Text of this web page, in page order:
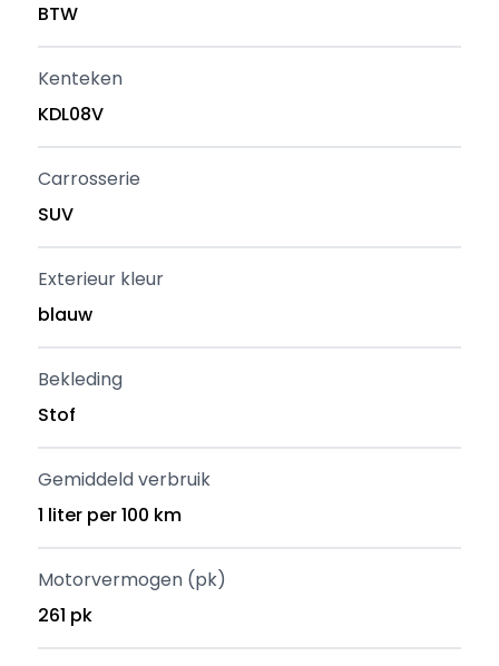
BTW
Kenteken
KDL08V
Carrosserie
SUV
Exterieur kleur
blauw
Bekleding
Stof
Gemiddeld verbruik
1 liter per 100 km
Motorvermogen (pk)
261 pk